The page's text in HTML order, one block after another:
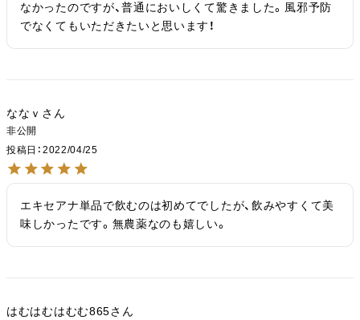
なかったのですが、普通においしくて驚きました。風邪予防
でなくてもいただきたいと思います！
ななｖ
非公開
投稿日
2022/04/25
エキセアナ単品で飲むのは初めてでしたが、飲みやすくて美
味しかったです。無農薬なのも嬉しい。
はむはむはむむ865